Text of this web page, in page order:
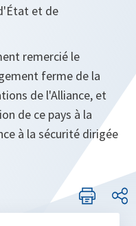
et de
remercié le
ferme de la
de l'Alliance, et
de ce pays à la
à la sécurité dirigée